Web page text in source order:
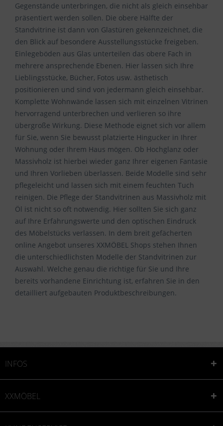
Gegenstände unterbringen, die nicht als gleich einsehbar
präsentiert werden sollen. Die obere Hälfte der
Standvitrine ist dann von Glastüren gekennzeichnet, die
den Blick auf besondere Ausstellungsstücke freigeben.
Einlegeböden aus Glas unterteilen das obere Fach in
mehrere ansprechende Ebenen. Hier lassen sich Ihre
Lieblingsstücke, Bücher, Fotos usw. ästhetisch
positionieren und sind von jedermann gleich einsehbar.
Komplette Wohnwände lassen sich mit einzelnen Vitrinen
hervorragend unterbrechen und verlieren so ihre
übergroße Wirkung. Diese Methode eignet sich vor allem
für Sie, wenn Sie bewusst platzierte Hingucker in Ihrer
Wohnung oder Ihrem Haus mögen. Ob Hochglanz oder
Massivholz ist hierbei wieder ganz Ihrer eigenen Fantasie
und Ihren Vorlieben überlassen. Beide Modelle sind sehr
pflegeleicht und lassen sich mit einem feuchten Tuch
reinigen. Die Pflege der Standvitrinen aus Massivholz mit
Öl ist nicht so oft notwendig. Hier sollten Sie sich ganz
auf Ihre Erfahrungswerte und den optischen Eindruck
des Möbelstücks verlassen. In dem breit gefächerten
online Angebot unseres XXMÖBEL Shops stehen Ihnen
die unterschiedlichsten Modelle der Standvitrinen zur
Auswahl. Welche genau die richtige für Sie und Ihre
bereits vorhandene Einrichtung ist, erfahren Sie in den
detailliert aufgebauten Produktbeschreibungen.
INFOS
XXMÖBEL